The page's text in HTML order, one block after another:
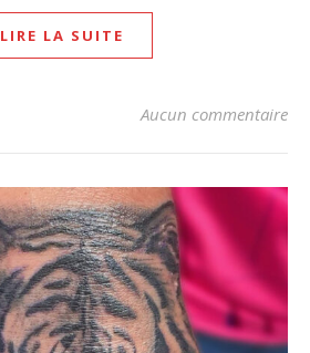
LIRE LA SUITE
Aucun commentaire